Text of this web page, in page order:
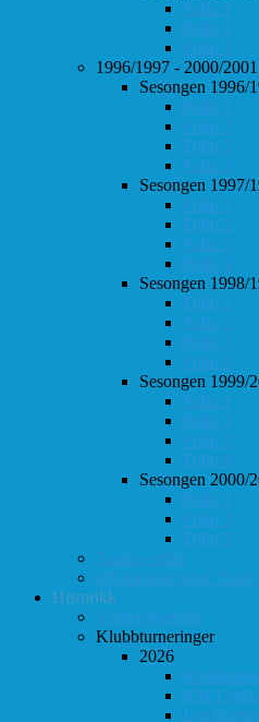
Follo 1
Follo 2
Follo 3
1996/1997 - 2000/2001
Sesongen 1996/
Follo 1
Follo 2
Follo 3
Follo 4
Sesongen 1997/
Follo 1
Follo 2
Follo 3
Follo 4
Sesongen 1998/
Follo 1
Follo 2
Follo 3
Follo 4
Sesongen 1999/
Follo 1
Follo 2
Follo 3
Follo 4
Sesongen 2000/
Follo 1
Follo 2
Follo 3
Totaloversikt
ØS-kamper med "Fullt
Historikk
Vinner-oversikt
Klubbturneringer
2026
KM
Lyn/